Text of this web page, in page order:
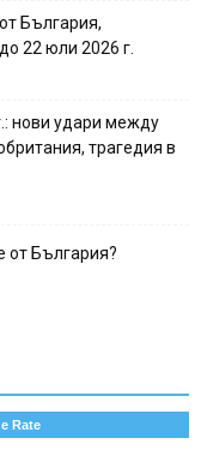
България,
22 юли 2026 г.
нови удари между
трагедия в
от България?
Rate